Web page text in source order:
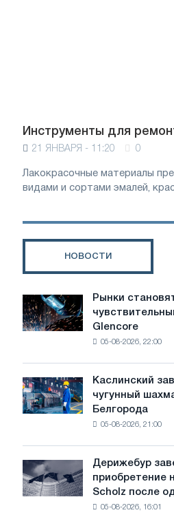
Инструменты для
21 ЯНВАРЯ - 11:20 0
Лакокрасочные материалы
видами и сортами эмалей,
НОВОСТИ
Рынки
становятся
все
потрясениям:
Glencore
Рынки
Glencore
05-08-2026, 22:00
Каслинский
завод
изготовил
для
Белгорода
Каслинский
чугунный
Белгорода
05-08-2026, 21:00
Дерижебур
завершает
приобретение
Дерижебур
приобретение
Scholz после
05-08-2026, 16:01